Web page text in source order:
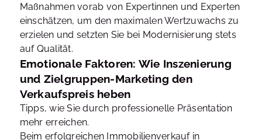
Maßnahmen vorab von Expertinnen und Experten
einschätzen, um den maximalen Wertzuwachs zu
erzielen und setzten Sie bei Modernisierung stets
auf Qualität.
Emotionale Faktoren: Wie Inszenierung
und Zielgruppen-Marketing den
Verkaufspreis heben
Tipps, wie Sie durch professionelle Präsentation
mehr erreichen.
Beim erfolgreichen Immobilienverkauf in